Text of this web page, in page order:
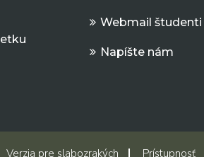
Webmail študenti
Napíšte nám
Verzia pre slabozrakých Prístupnosť